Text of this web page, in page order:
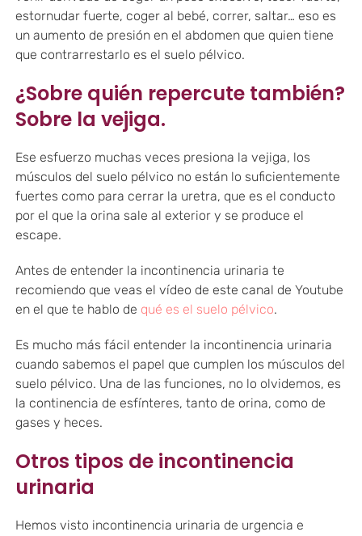
estornudar fuerte, coger al bebé, correr, saltar… eso es
un aumento de presión en el abdomen que quien tiene
que contrarrestarlo es el suelo pélvico.
¿Sobre quién repercute también?
Sobre la vejiga.
Ese esfuerzo muchas veces presiona la vejiga, los
músculos del suelo pélvico no están lo suficientemente
fuertes como para cerrar la uretra, que es el conducto
por el que la orina sale al exterior y se produce el
escape.
Antes de entender la incontinencia urinaria te
recomiendo que veas el vídeo de este canal de Youtube
en el que te hablo de qué es el suelo pélvico.
Es mucho más fácil entender la incontinencia urinaria
cuando sabemos el papel que cumplen los músculos del
suelo pélvico. Una de las funciones, no lo olvidemos, es
la continencia de esfínteres, tanto de orina, como de
gases y heces.
Otros tipos de incontinencia
urinaria
Hemos visto incontinencia urinaria de urgencia e